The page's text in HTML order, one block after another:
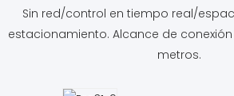
Sin red/control en tiempo real/
estacionamiento. Alcance de conexión
metros.